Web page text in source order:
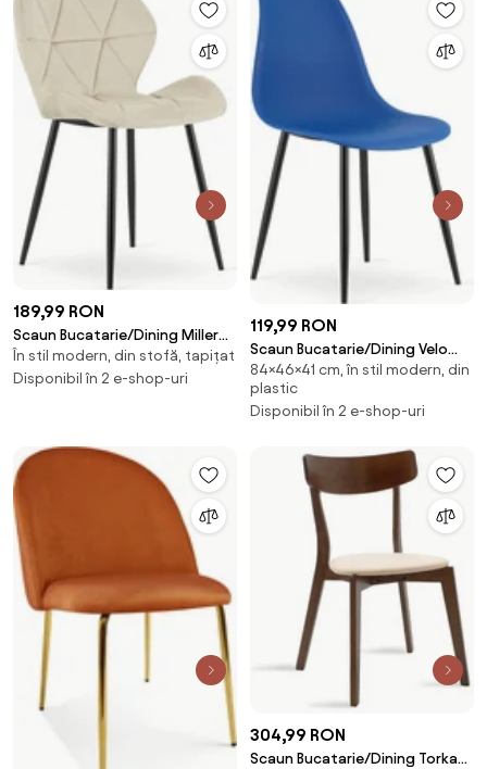
189,99 RON
Scaun Bucatarie/Dining Miller
Catifea Bej
În stil modern, din stofă, tapițat
Disponibil în 2 e-shop-uri
119,99 RON
Scaun Bucatarie/Dining Velo
Plus Albastru
84×46×41 cm, în stil modern, din
plastic
Disponibil în 2 e-shop-uri
304,99 RON
Scaun Bucatarie/Dining Torkan